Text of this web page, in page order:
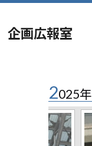
企画広報室
2025